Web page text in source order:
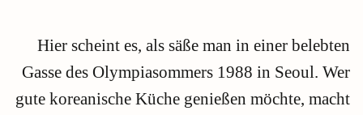
Hier scheint es, als säße man in einer belebten
Gasse des Olympiasommers 1988 in Seoul. Wer
gute koreanische Küche genießen möchte, macht